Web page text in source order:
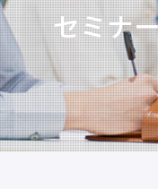
人脈・ネットワー
経営について相談
ど）
創業、事業承継に
資金を調達したい
補助金を活用したい
セミナー・イベ
浜松商工会議所
セミナ